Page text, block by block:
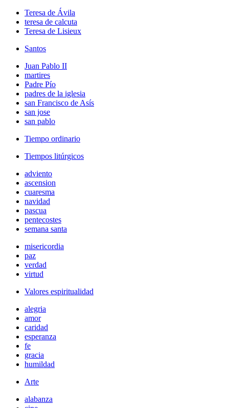
Teresa de Ávila
teresa de calcuta
Teresa de Lisieux
Santos
Juan Pablo II
martires
Padre Pío
padres de la iglesia
san Francisco de Asís
san jose
san pablo
Tiempo ordinario
Tiempos litúrgicos
adviento
ascension
cuaresma
navidad
pascua
pentecostes
semana santa
misericordia
paz
verdad
virtud
Valores espiritualidad
alegria
amor
caridad
esperanza
fe
gracia
humildad
Arte
alabanza